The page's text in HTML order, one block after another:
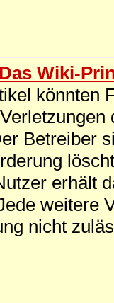
Das Wiki-
könnten
Betreiber
erhält
weitere
nicht